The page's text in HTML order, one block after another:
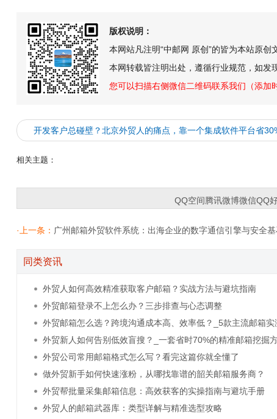
版权说明：
本网站凡注明“中邮网 原创”的皆为本站原创
本网转载皆注明出处，遵循行业规范，如发
您可以扫描右侧微信二维码联系我们（添加
开发客户总碰壁？北京外贸人的痛点，靠一个集成软件平台省
相关主题：
QQ空间腾讯微博微信QQ
·上一条： 广州邮箱外贸软件系统：出海企业的数字通信引擎与安全
同类资讯
外贸人如何高效精准获取客户邮箱？实战方法与避坑指南
外贸邮箱登录不上怎么办？三步排查与心态调整
外贸邮箱怎么选？跨境沟通成本高、效率低？_5款主流邮箱实
对比，助你省下
外贸新人如何告别低效盲搜？_一套省时70%的精准邮箱挖掘
案
外贸公司常用邮箱格式怎么写？看完这篇你就全懂了
做外贸新手如何快速涨粉，从哪找靠谱的韶关邮箱服务商？
外贸帮批量采集邮箱信息：高效获客的实操指南与避坑手册
外贸人的邮箱武器库：类型详解与精准选型攻略